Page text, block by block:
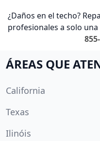
¿Daños en el techo?
profesionales a solo una
ÁREAS QUE
California
Texas
Ilinóis